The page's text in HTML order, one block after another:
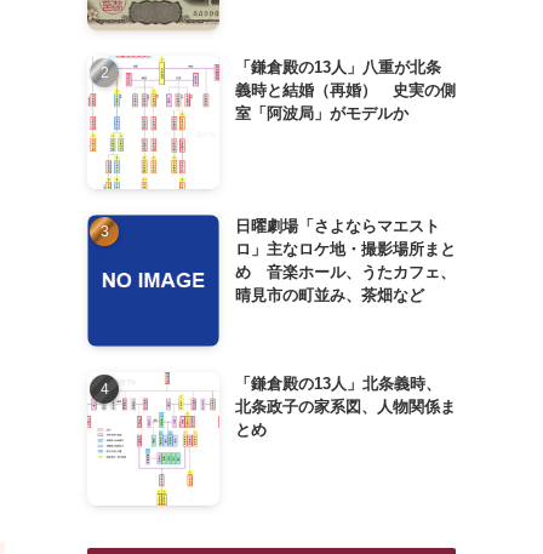
「鎌倉殿の13人」八重が北条
義時と結婚（再婚） 史実の側
室「阿波局」がモデルか
日曜劇場「さよならマエスト
ロ」主なロケ地・撮影場所まと
め 音楽ホール、うたカフェ、
晴見市の町並み、茶畑など
「鎌倉殿の13人」北条義時、
北条政子の家系図、人物関係ま
とめ